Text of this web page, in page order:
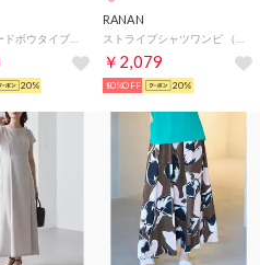
花柄ジャカードボウタイブラウス （ブラック）
20%
RANAN
ストライプシャツワンピ （ピンクケイ）
￥2,079
80%OFF 20%